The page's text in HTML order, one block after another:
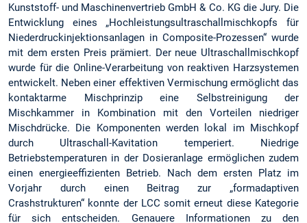
Kunststoff- und Maschinenvertrieb GmbH & Co. KG die Jury. Die
Entwicklung eines „Hochleistungsultraschallmischkopfs für
Niederdruckinjektionsanlagen in Composite-Prozessen“ wurde
mit dem ersten Preis prämiert. Der neue Ultraschallmischkopf
wurde für die Online-Verarbeitung von reaktiven Harzsystemen
entwickelt. Neben einer effektiven Vermischung ermöglicht das
kontaktarme Mischprinzip eine Selbstreinigung der
Mischkammer in Kombination mit den Vorteilen niedriger
Mischdrücke. Die Komponenten werden lokal im Mischkopf
durch Ultraschall-Kavitation temperiert. Niedrige
Betriebstemperaturen in der Dosieranlage ermöglichen zudem
einen energieeffizienten Betrieb. Nach dem ersten Platz im
Vorjahr durch einen Beitrag zur „formadaptiven
Crashstrukturen“ konnte der LCC somit erneut diese Kategorie
für sich entscheiden. Genauere Informationen zu den